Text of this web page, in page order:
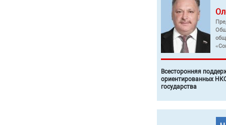
Всесторонняя
ориентированных
государства